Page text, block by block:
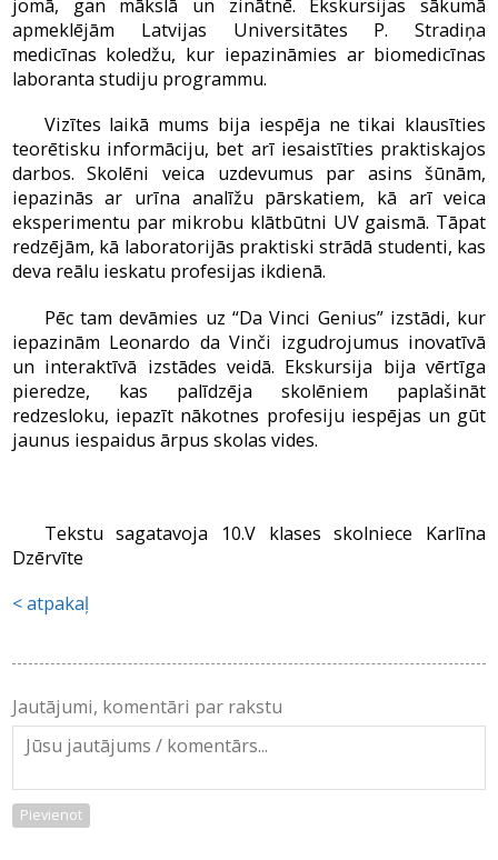
jomā, gan mākslā un zinātnē. Ekskursijas sākumā
apmeklējām Latvijas Universitātes P. Stradiņa
medicīnas koledžu, kur iepazināmies ar biomedicīnas
laboranta studiju programmu.
Vizītes laikā mums bija iespēja ne tikai klausīties
teorētisku informāciju, bet arī iesaistīties praktiskajos
darbos. Skolēni veica uzdevumus par asins šūnām,
iepazinās ar urīna analīžu pārskatiem, kā arī veica
eksperimentu par mikrobu klātbūtni UV gaismā. Tāpat
redzējām, kā laboratorijās praktiski strādā studenti, kas
deva reālu ieskatu profesijas ikdienā.
Pēc tam devāmies uz “Da Vinci Genius” izstādi, kur
iepazinām Leonardo da Vinči izgudrojumus inovatīvā
un interaktīvā izstādes veidā. Ekskursija bija vērtīga
pieredze, kas palīdzēja skolēniem paplašināt
redzesloku, iepazīt nākotnes profesiju iespējas un gūt
jaunus iespaidus ārpus skolas vides.
Tekstu sagatavoja 10.V klases skolniece Karlīna
Dzērvīte
atpakaļ
Jautājumi, komentāri par rakstu
Pievienot